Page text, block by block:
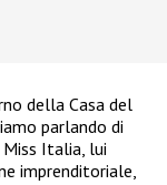
della Casa del
parlando di
Miss Italia, lui
imprenditoriale,